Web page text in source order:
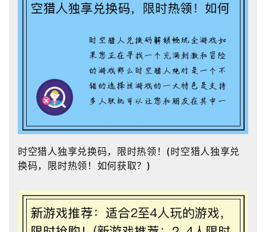
时空猎人独享兑换码，限时热领！(时空猎人独享兑
换码，限时热领！如何获取？)